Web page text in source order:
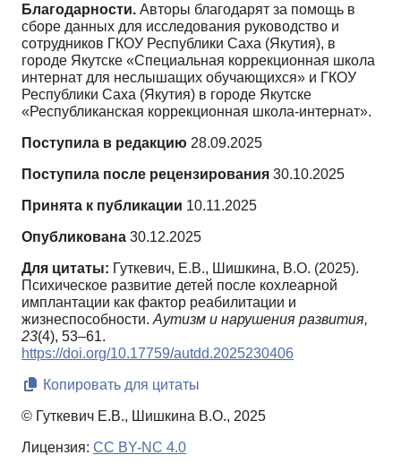
Благодарности. Авторы благодарят за помощь в
сборе данных для исследования руководство и
сотрудников ГКОУ Республики Саха (Якутия), в
городе Якутске «Специальная коррекционная школа
интернат для неслышащих обучающихся» и ГКОУ
Республики Саха (Якутия) в городе Якутске
«Республиканская коррекционная школа-интернат».
Поступила в редакцию 28.09.2025
Поступила после рецензирования 30.10.2025
Принята к публикации 10.11.2025
Опубликована 30.12.2025
Для цитаты: Гуткевич, Е.В., Шишкина, В.О. (2025).
Психическое развитие детей после кохлеарной
имплантации как фактор реабилитации и
жизнеспособности. Аутизм и нарушения развития,
23(4), 53–61.
https://doi.org/10.17759/autdd.2025230406
Копировать для цитаты
© Гуткевич Е.В., Шишкина В.О., 2025
Лицензия: CC BY-NC 4.0